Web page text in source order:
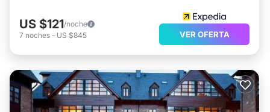
US $121/noche
7 noches - US $845 VER OFERTA